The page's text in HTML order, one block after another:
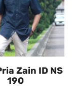
Zain ID NS
190